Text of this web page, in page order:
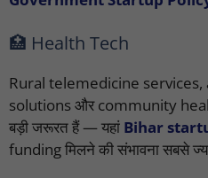
🏥 Health Tech
Rural telemedicine
solutions और community
बड़ी जरूरत हैं — यहां Bihar
funding मिलने की संभावना सबसे